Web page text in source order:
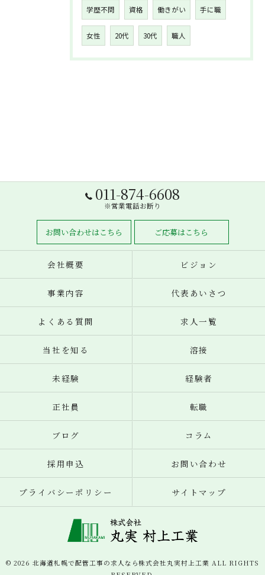
学歴不問 資格 働きがい 手に職
女性 20代 30代 職人
011-874-6608
※営業電話お断り
お問い合わせはこちら ご応募はこちら
会社概要 ビジョン
事業内容 代表あいさつ
よくある質問 求人一覧
当社を知る 溶接
未経験 経験者
正社員 転職
ブログ コラム
採用申込 お問い合わせ
プライバシーポリシー サイトマップ
© 2026 北海道札幌で配管工事の求人なら株式会社丸実村上工業 ALL RIGHTS